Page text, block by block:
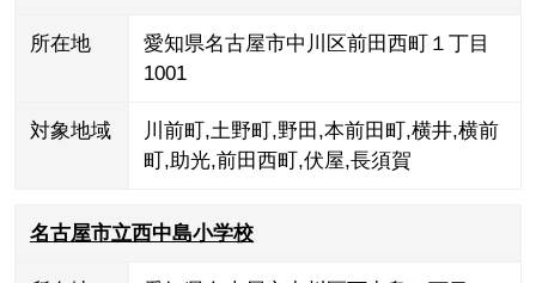
所在地
愛知県名古屋市中川区前田西町１丁目
1001
対象地域 川前町 ,土野町 ,野田 ,本前田町 ,横井,横前
町 ,助光,前田西町 ,伏屋,長須賀
名古屋市立西中島小学校